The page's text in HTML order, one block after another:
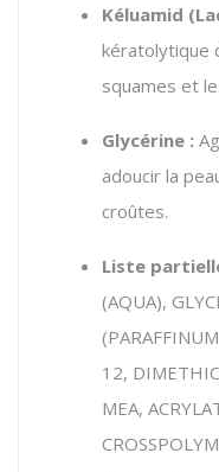
Kéluamid
kératolytique
squames et
Glycérine :
adoucir la
croûtes.
Liste
(AQUA),
12,
MEA,